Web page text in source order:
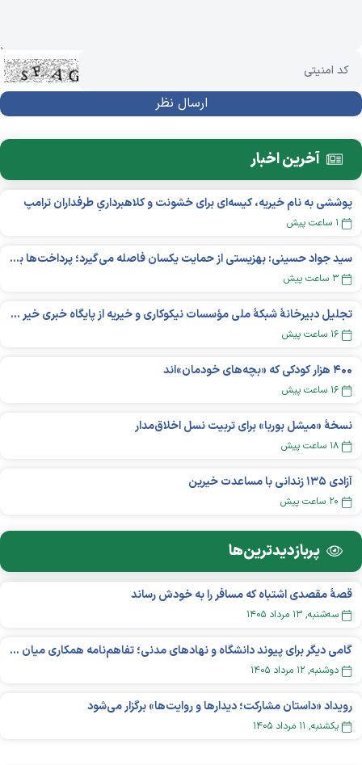
آخرین اخبار
پوششی به نام خیریه، کیسه‌ای برای خشونت و کلاهبرداریِ طرفداران ترامپ
۱ ساعت پیش
سید جواد حسینی: بهزیستی از حمایت یکسان فاصله می‌گیرد؛ پرداخت‌ها بر اساس نوع معلولیت و میزان نیاز تغییر می‌کند
۳ ساعت پیش
تجلیل دبیرخانۀ شبکۀ ملی مؤسسات نیکوکاری و خیریه از پایگاه خبری خیر ایران
۱۶ ساعت پیش
۴۰۰ هزار کودکی که «بچه‌های خودمان»‌اند
۱۶ ساعت پیش
نسخهٔ «میشل بوربا» برای تربیت نسل اخلاق‌مدار
۱۸ ساعت پیش
آزادی ۱۳۵ زندانی با مساعدت خیرین
۲۰ ساعت پیش
پربازدید‌ترین‌ها
قصهٔ مقصدی اشتباه که مسافر را به خودش رساند
سه‌شنبه, ۱۳ مرداد ۱۴۰۵
گامی دیگر برای پیوند دانشگاه و نهادهای مدنی؛ تفاهم‌نامه همکاری میان «شبکه ملی» و «دانشگاه هنر ایران» منعقد شد
دوشنبه, ۱۲ مرداد ۱۴۰۵
رویداد «داستان مشارکت؛ دیدار‌ها و روایت‌ها» برگزار می‌شود
يکشنبه, ۱۱ مرداد ۱۴۰۵